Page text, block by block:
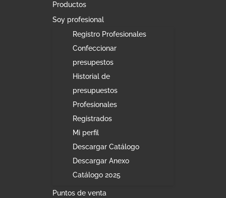
Productos
Soy profesional
Registro Profesionales
Confeccionar
presupestos
Historial de
presupuestos
Profesionales
Registrados
Mi perfil
Descargar Catálogo
Descargar Anexo
Catálogo 2025
Puntos de venta